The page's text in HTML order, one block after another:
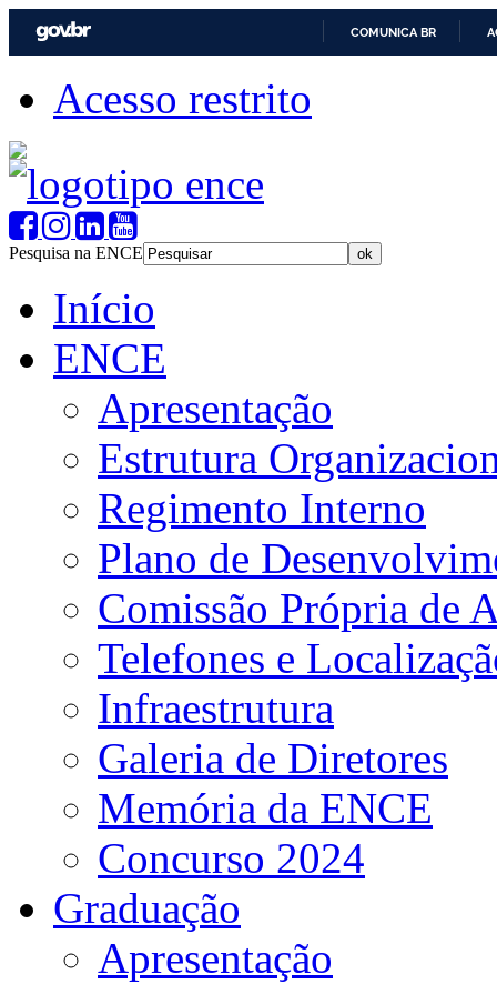
COMUNICA BR
Acesso restrito
Pesquisa na ENCE
Início
ENCE
Apresentação
Estrutura
Regimento Interno
Plano de
Comissão Própria de
Telefones e
Infraestrutura
Galeria de Diretores
Memória da ENCE
Concurso 2024
Graduação
Apresentação